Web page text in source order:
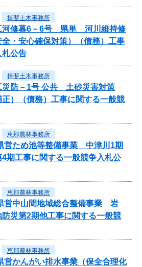
揖斐土木事務所
河修暮6－6号 県単 河川維持修
・安心確保対策）（債務）工事
札公告
揖斐土木事務所
災防－1号 公共 土砂災害対策
正）（債務）工事に関する一般競
恵那農林事務所
営ため池等整備事業 中津川1期
工事に関する一般競争入札公
恵那農林事務所
営中山間地域総合整備事業 岩
災第2期他工事に関する一般競
恵那農林事務所
営かんがい排水事業（保全合理化